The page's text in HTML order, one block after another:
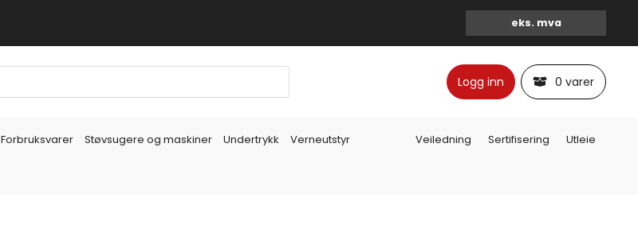
Logg inn 0 varer
Forbruksvarer Støvsugere og maskiner Undertrykk Verneutstyr Veiledning Sertifisering Utleie